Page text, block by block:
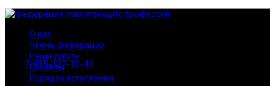
7-495-127-10-45
О нас
Члены Федерации
Наши услуги
Проекты
Порядок вступления